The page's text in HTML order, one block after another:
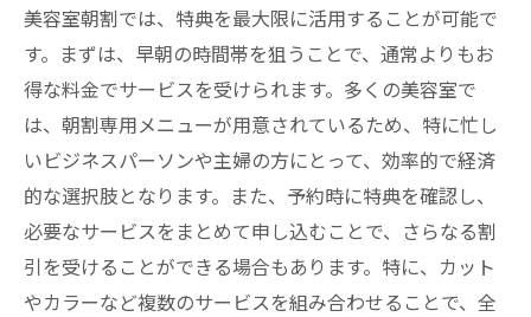
美容室朝割では、特典を最大限に活用することが可能で
す。まずは、早朝の時間帯を狙うことで、通常よりもお
得な料金でサービスを受けられます。多くの美容室で
は、朝割専用メニューが用意されているため、特に忙し
いビジネスパーソンや主婦の方にとって、効率的で経済
的な選択肢となります。また、予約時に特典を確認し、
必要なサービスをまとめて申し込むことで、さらなる割
引を受けることができる場合もあります。特に、カット
やカラーなど複数のサービスを組み合わせることで、全